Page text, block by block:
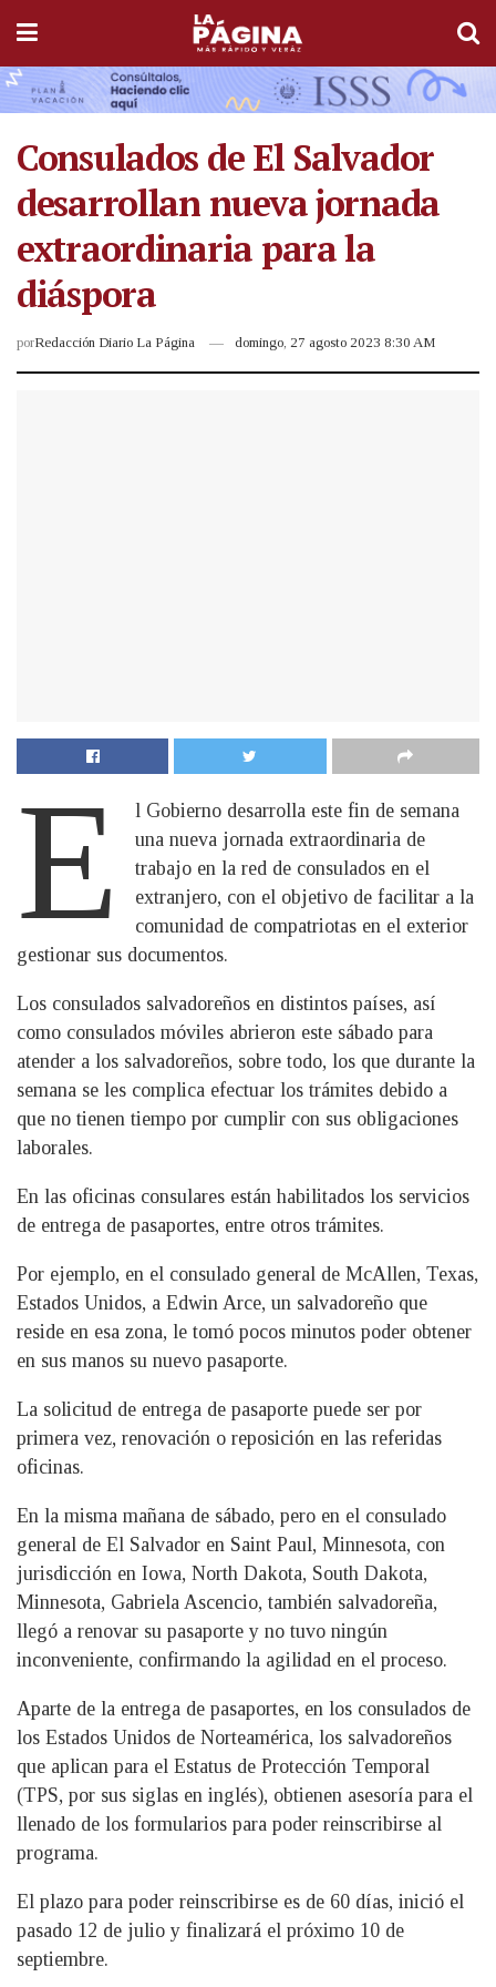
Consulados de El Salvador
desarrollan nueva jornada
extraordinaria para la
diáspora
porRedacción Diario La Página domingo, 27 agosto 2023 8:30 AM
E
l Gobierno desarrolla este fin de semana
una nueva jornada extraordinaria de
trabajo en la red de consulados en el
extranjero, con el objetivo de facilitar a la
comunidad de compatriotas en el exterior
gestionar sus documentos.
Los consulados salvadoreños en distintos países, así
como consulados móviles abrieron este sábado para
atender a los salvadoreños, sobre todo, los que durante la
semana se les complica efectuar los trámites debido a
que no tienen tiempo por cumplir con sus obligaciones
laborales.
En las oficinas consulares están habilitados los servicios
de entrega de pasaportes, entre otros trámites.
Por ejemplo, en el consulado general de McAllen, Texas,
Estados Unidos, a Edwin Arce, un salvadoreño que
reside en esa zona, le tomó pocos minutos poder obtener
en sus manos su nuevo pasaporte.
La solicitud de entrega de pasaporte puede ser por
primera vez, renovación o reposición en las referidas
oficinas.
En la misma mañana de sábado, pero en el consulado
general de El Salvador en Saint Paul, Minnesota, con
jurisdicción en Iowa, North Dakota, South Dakota,
Minnesota, Gabriela Ascencio, también salvadoreña,
llegó a renovar su pasaporte y no tuvo ningún
inconveniente, confirmando la agilidad en el proceso.
Aparte de la entrega de pasaportes, en los consulados de
los Estados Unidos de Norteamérica, los salvadoreños
que aplican para el Estatus de Protección Temporal
(TPS, por sus siglas en inglés), obtienen asesoría para el
llenado de los formularios para poder reinscribirse al
programa.
El plazo para poder reinscribirse es de 60 días, inició el
pasado 12 de julio y finalizará el próximo 10 de
septiembre.